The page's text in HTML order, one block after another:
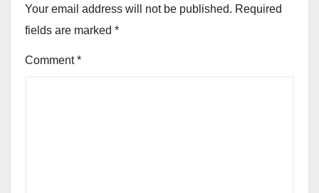
Your email address will not be published. Required
fields are marked *
Comment*